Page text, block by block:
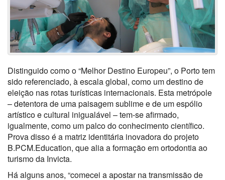
Distinguido como o “Melhor Destino Europeu”, o Porto tem
sido referenciado, à escala global, como um destino de
eleição nas rotas turísticas internacionais. Esta metrópole
– detentora de uma paisagem sublime e de um espólio
artístico e cultural inigualável – tem-se afirmado,
igualmente, como um palco do conhecimento científico.
Prova disso é a matriz identitária inovadora do projeto
B.PCM.Education, que alia a formação em ortodontia ao
turismo da Invicta.
Há alguns anos, “comecei a apostar na transmissão de